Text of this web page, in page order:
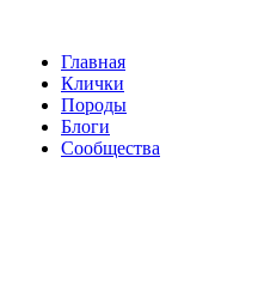
Главная
Клички
Породы
Блоги
Сообщества